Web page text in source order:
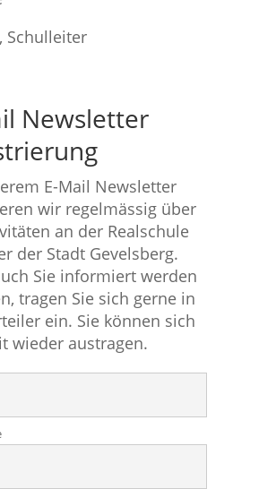
Schulleiter
Newsletter
E-Mail Newsletter
wir regelmässig über
an der Realschule
der Stadt Gevelsberg.
Sie informiert werden
tragen Sie sich gerne in
ein. Sie können sich
wieder austragen.